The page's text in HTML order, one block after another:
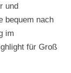
und
bequem nach
im
für Groß